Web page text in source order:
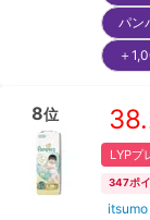
パン
＋
8位
LYPプ
347ポ
itsumo